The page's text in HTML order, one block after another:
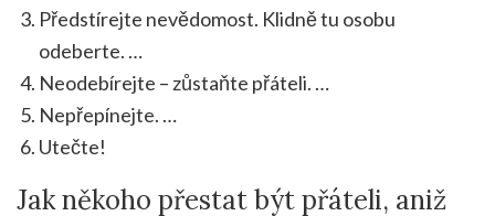
Předstírejte nevědomost. Klidně tu osobu
odeberte. …
Neodebírejte – zůstaňte přáteli. …
Nepřepínejte. …
Utečte!
Jak někoho přestat být přáteli, aniž